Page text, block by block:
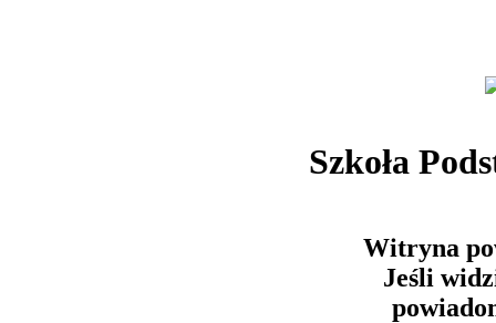
Szkoła
Witryna
Jeśli